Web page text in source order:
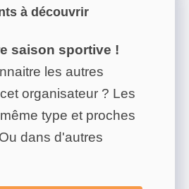
à découvrir
saison sportive !
les autres
organisateur ? Les
type et proches
dans d'autres